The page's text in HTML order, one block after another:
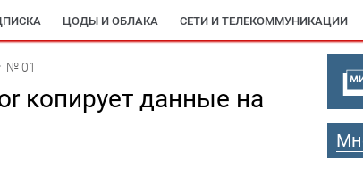
ЦОДЫ И ОБЛАКА СЕТИ И ТЕЛЕКОММУНИКАЦИИ
№ 01
копирует данные на